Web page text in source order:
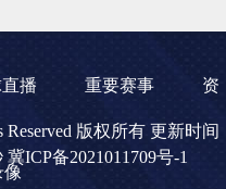
播 重要赛事 资
像
版权所有 更新时间
冀ICP备2021011709号-1